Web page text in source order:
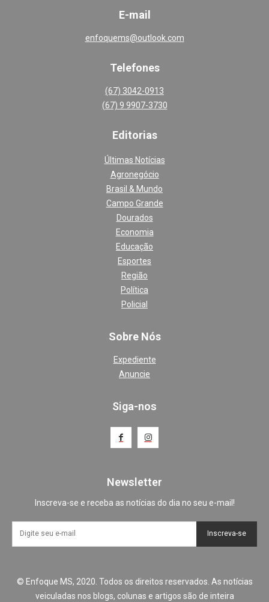
E-mail
enfoquems@outlook.com
Telefones
(67) 3042-0913
(67) 9 9907-3730
Editorias
Últimas Notícias
Agronegócio
Brasil & Mundo
Campo Grande
Dourados
Economia
Educação
Esportes
Região
Política
Policial
Sobre Nós
Expediente
Anuncie
Siga-nos
Newsletter
Inscreva-se e receba as notícias do dia no seu e-mail!
Inscreva-se
© Enfoque MS, 2020. Todos os direitos reservados. As notícias
veiculadas nos blogs, colunas e artigos são de inteira